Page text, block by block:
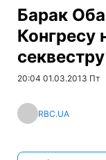
Барак
Конгресу
20:04 01.03.2013 Пт
RBC.UA